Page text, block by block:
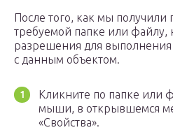
После того, как мы получили
требуемой папке или файлу,
разрешения для
с данным объектом.
Кликните по папке или
мыши, в открывшемся
«Свойства».